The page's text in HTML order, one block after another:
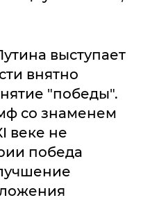
выступает
внятно
"победы".
со знаменем
веке не
победа